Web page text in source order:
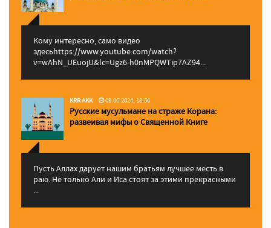
Кому интересно, само видео
здесьhttps://www.youtube.com/watch?
v=wAhN_UEuojU&lc=Ugz6-h0nMPQWTip7AZ94...
KRR AKK 09.06.2024, 18:56
Русские мусульмане на страже Корана:
pазвеивая мифы о Священной Книге
Пусть Аллах дарует нашим братьям лучшее месть в
раю. Не только Али и Иса стоят за этими прекрасными